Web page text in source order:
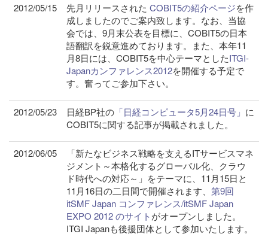
2012/05/15 先月リリースされた COBIT5の紹介ページを作
成しましたのでご案内致します。なお、当協
会では、9月末公表を目標に、COBIT5の日本
語翻訳を鋭意進めております。また、本年11
月8日には、COBIT5を中心テーマとしたITGI-
Japanカンファレンス2012を開催する予定で
す。奮ってご参加下さい。
2012/05/23 日経BP社の 「日経コンピュータ5月24日号」 に
COBIT5に関する記事が掲載されました。
2012/06/05
「新たなビジネス戦略を支えるITサービスマネ
ジメント～本格化するグローバル化、クラウ
ド時代への対応～」をテーマに、11月15日と
11月16日の二日間で開催されます、 第9回
itSMF Japan コンファレンス/itSMF Japan
EXPO 2012 のサイトがオープンしました。
ITGI Japanも後援団体として参加いたします。